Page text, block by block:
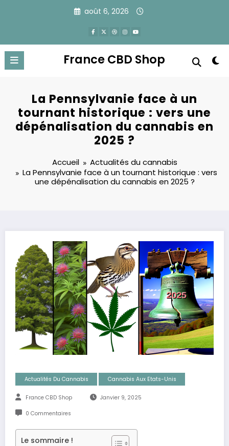
août 6, 2026
France CBD Shop
La Pennsylvanie face à un
tournant historique : vers une
dépénalisation du cannabis en
2025 ?
Accueil
Actualités du cannabis
La Pennsylvanie face à un tournant historique : vers
une dépénalisation du cannabis en 2025 ?
Actualités Du Cannabis Cannabis Aux Etats-Unis
France CBD Shop Janvier 9, 2025
0 Commentaires
Le sommaire !